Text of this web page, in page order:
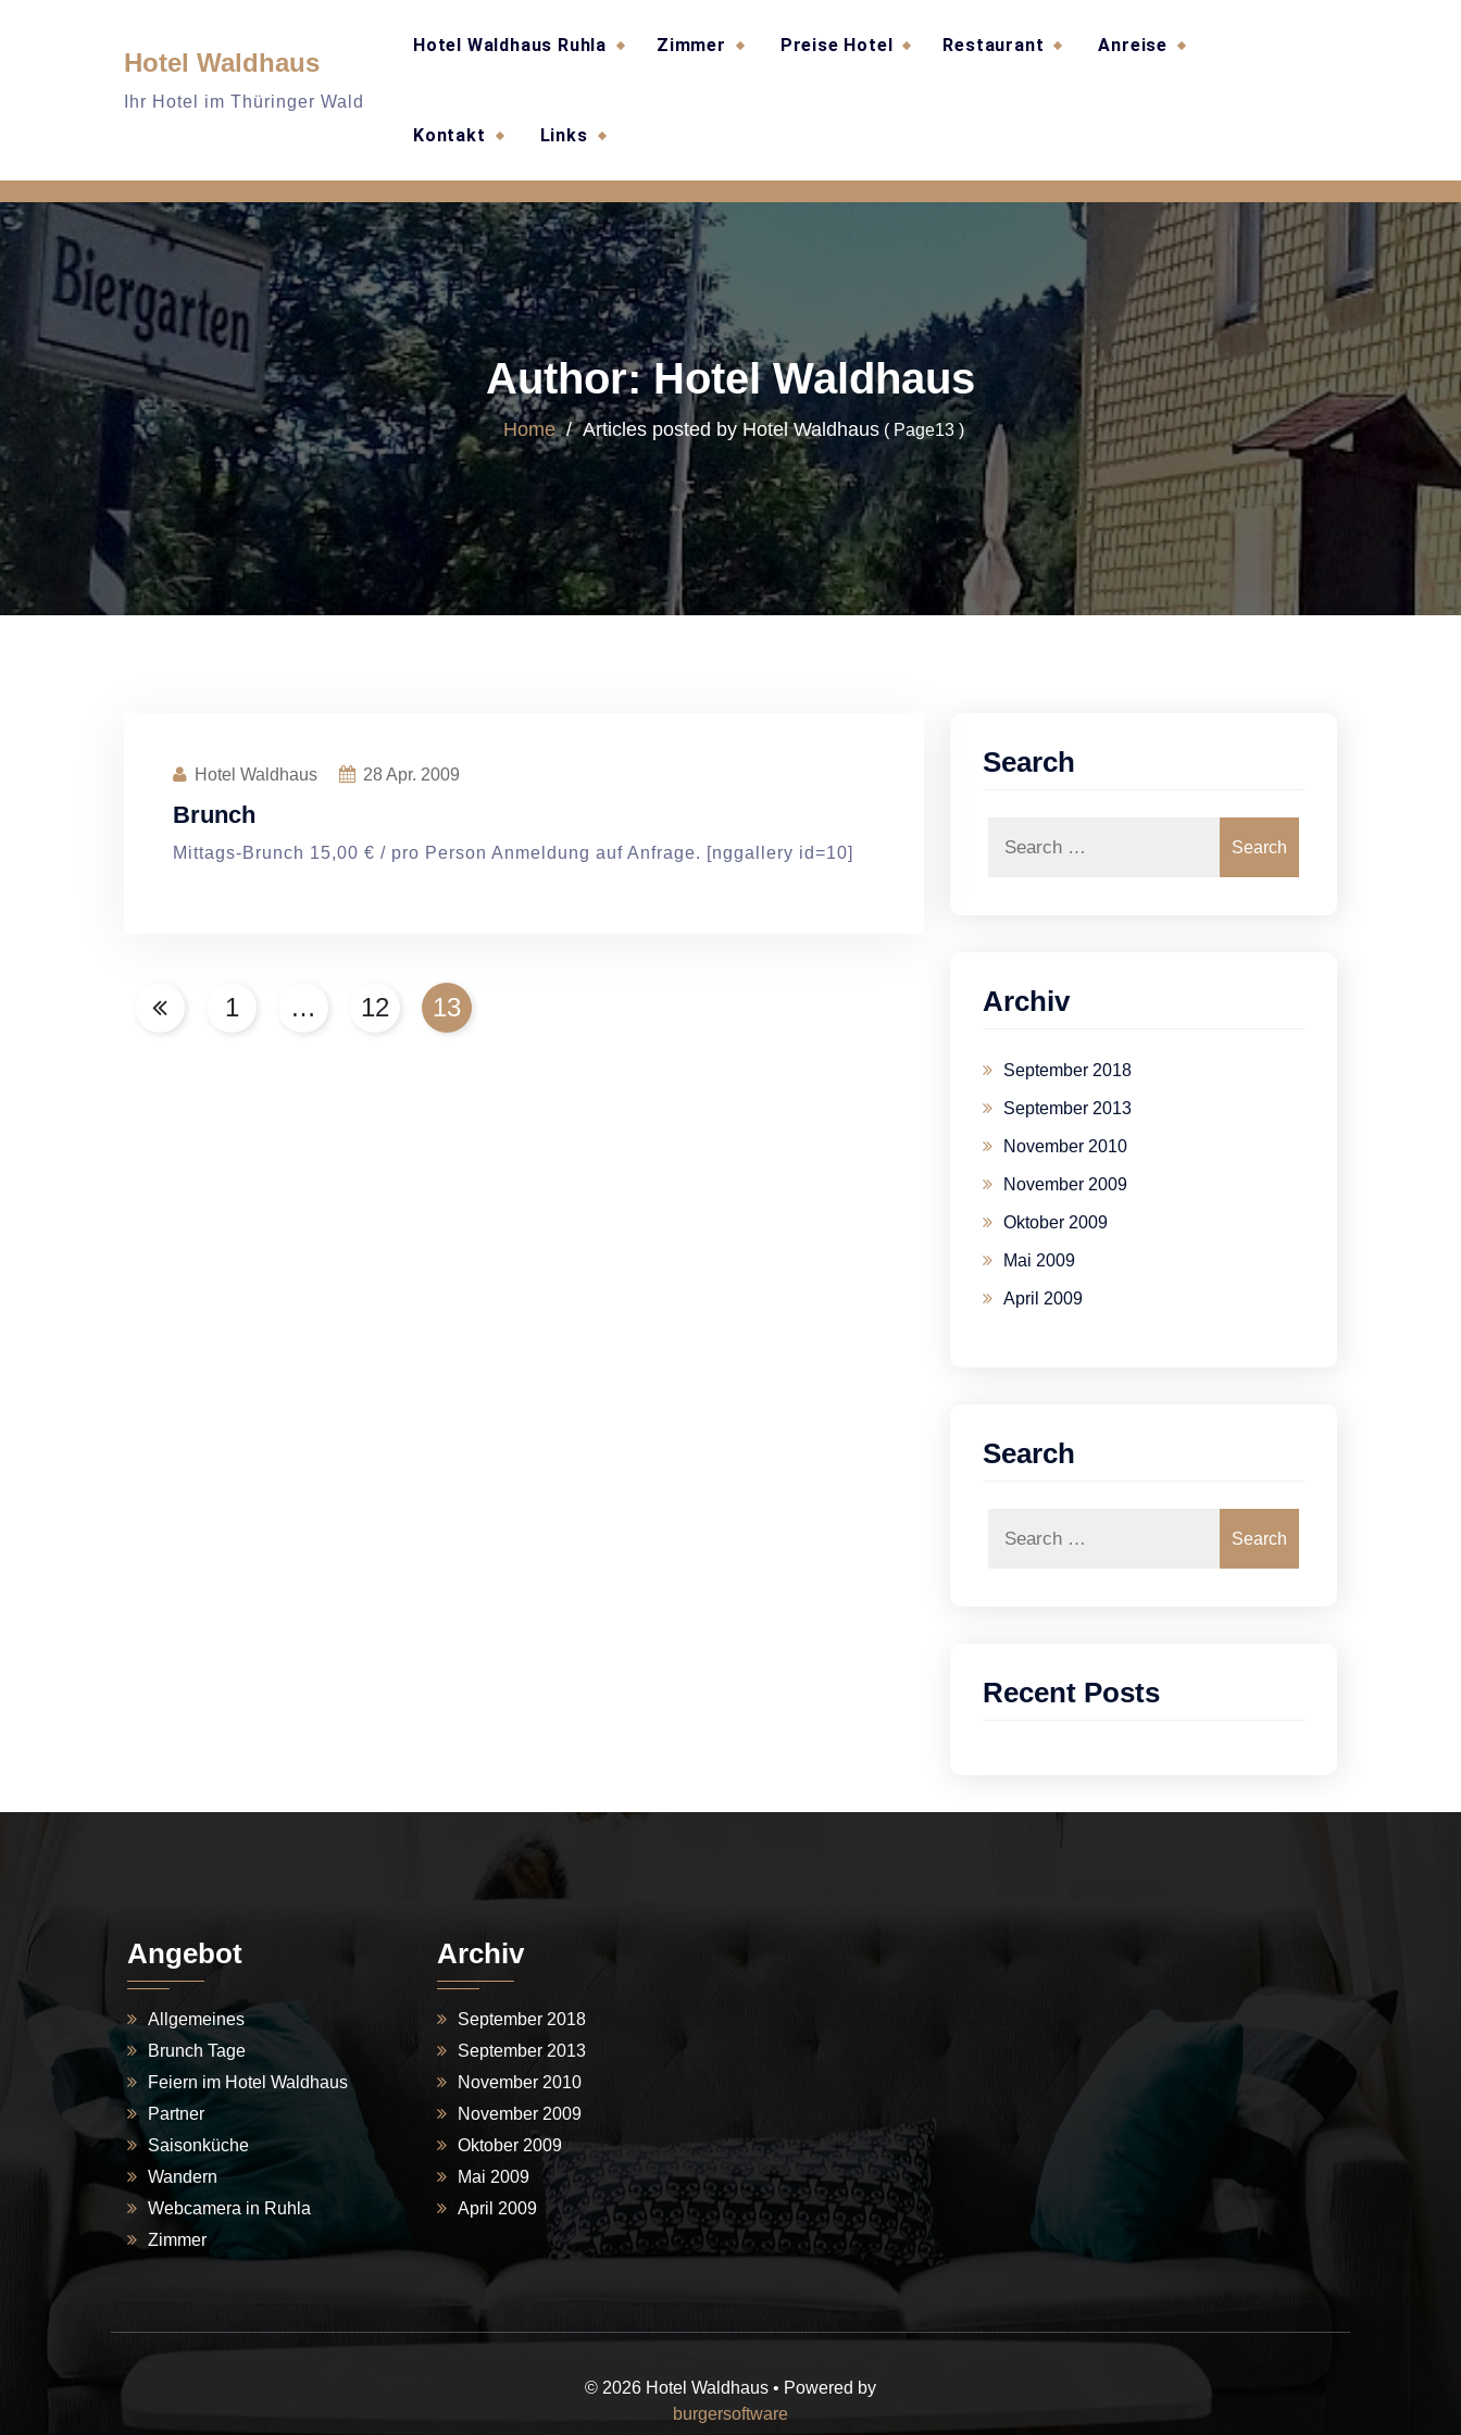
Hotel Waldhaus
Ihr Hotel im Thüringer Wald
Hotel Waldhaus Ruhla Zimmer Preise Hotel Restaurant Anreise
Kontakt Links
Author: Hotel Waldhaus
Home/ Articles posted by Hotel Waldhaus( Page13 )
Hotel Waldhaus 28Apr. 2009
Brunch
Mittags-Brunch 15,00 € / pro Person Anmeldung auf Anfrage. [nggallery id=10]
Seitennummerierung
der
1 … 12 13
Search
Search
Archiv
September 2018
September 2013
November 2010
November 2009
Oktober 2009
Mai 2009
April 2009
Search
Search
Recent Posts
Angebot
Allgemeines
Brunch Tage
Feiern im Hotel Waldhaus
Partner
Saisonküche
Wandern
Webcamera in Ruhla
Zimmer
Archiv
September 2018
September 2013
November 2010
November 2009
Oktober 2009
Mai 2009
April 2009
© 2026 Hotel Waldhaus • Powered by
burgersoftware